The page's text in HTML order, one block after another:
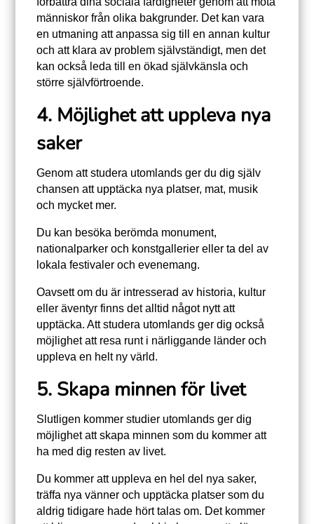
människor från olika bakgrunder. Det kan vara
en utmaning att anpassa sig till en annan kultur
och att klara av problem självständigt, men det
kan också leda till en ökad självkänsla och
större självförtroende.
4. Möjlighet att uppleva nya
saker
Genom att studera utomlands ger du dig själv
chansen att upptäcka nya platser, mat, musik
och mycket mer.
Du kan besöka berömda monument,
nationalparker och konstgallerier eller ta del av
lokala festivaler och evenemang.
Oavsett om du är intresserad av historia, kultur
eller äventyr finns det alltid något nytt att
upptäcka. Att studera utomlands ger dig också
möjlighet att resa runt i närliggande länder och
uppleva en helt ny värld.
5. Skapa minnen för livet
Slutligen kommer studier utomlands ger dig
möjlighet att skapa minnen som du kommer att
ha med dig resten av livet.
Du kommer att uppleva en hel del nya saker,
träffa nya vänner och upptäcka platser som du
aldrig tidigare hade hört talas om. Det kommer